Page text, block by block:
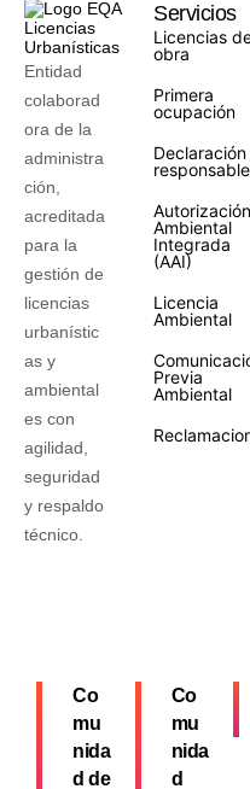
Entidad
colaborad
ora de la
administra
ción,
acreditada
para la
gestión de
licencias
urbanístic
as y
ambiental
es con
agilidad,
seguridad
y respaldo
técnico.
Servicios
Licencias
obra
Primera
ocupación
Declaración
responsable
Autorización
Ambiental
Integrada
(AAI)
Licencia
Ambiental
Previa
Ambiental
Co
mu
nida
d de
Co
mu
nida
d